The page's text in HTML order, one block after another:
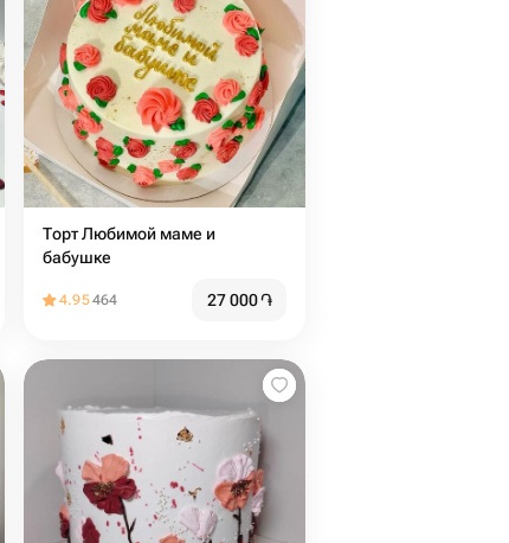
Торт Любимой маме и
бабушке
4.95464 27 000֏